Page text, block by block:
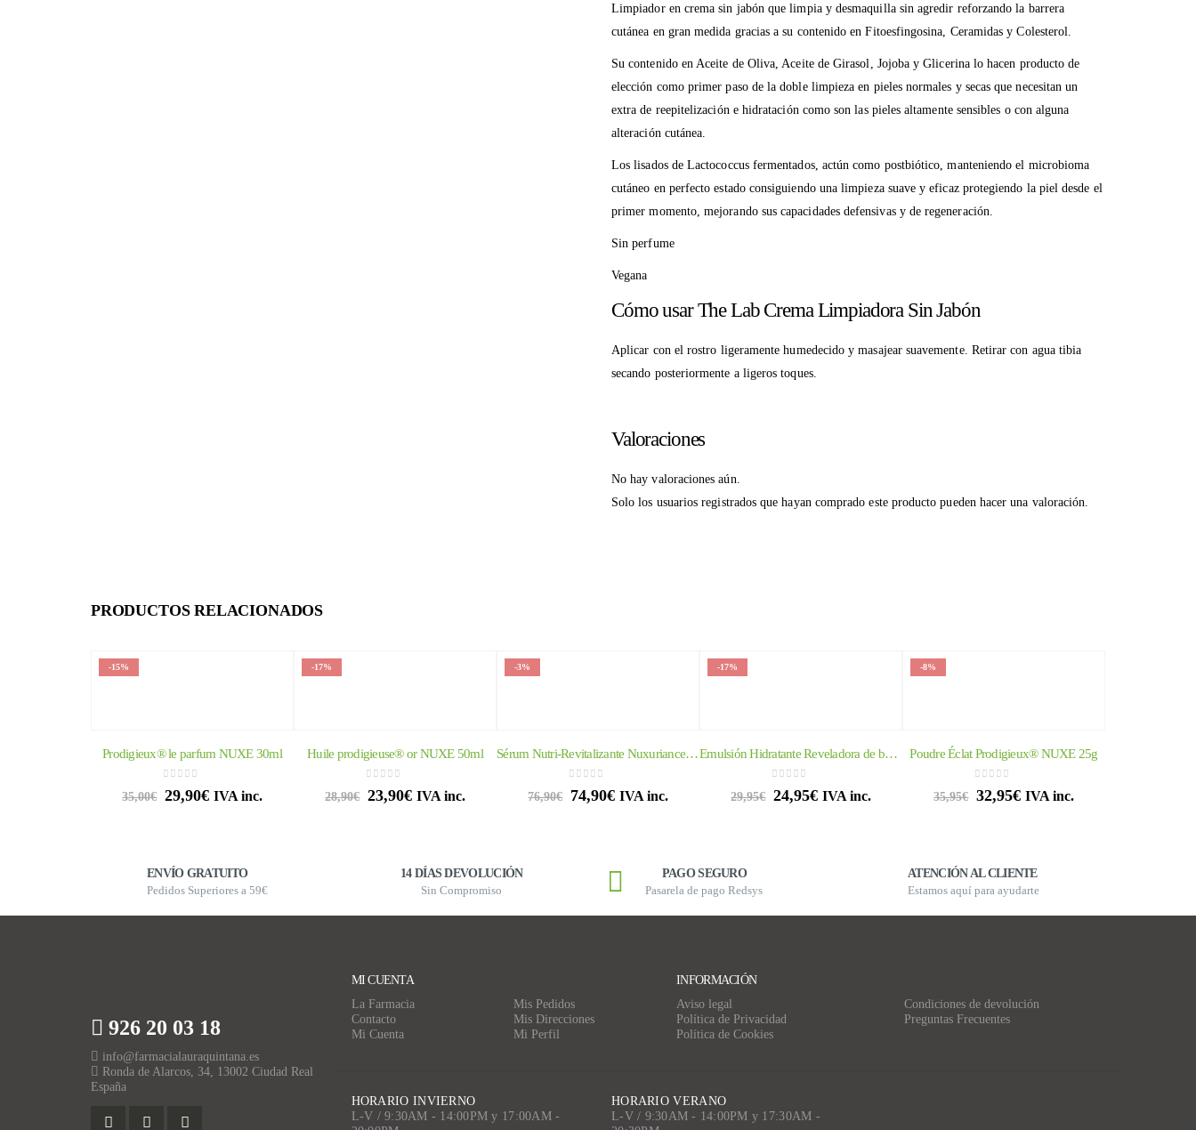
Limpiador en crema sin jabón que limpia y desmaquilla sin agredir reforzando la barrera
cutánea en gran medida gracias a su contenido en Fitoesfingosina, Ceramidas y Colesterol.
Su contenido en Aceite de Oliva, Aceite de Girasol, Jojoba y Glicerina lo hacen producto de
elección como primer paso de la doble limpieza en pieles normales y secas que necesitan un
extra de reepitelización e hidratación como son las pieles altamente sensibles o con alguna
alteración cutánea.
Los lisados de Lactococcus fermentados, actún como postbiótico, manteniendo el microbioma
cutáneo en perfecto estado consiguiendo una limpieza suave y eficaz protegiendo la piel desde el
primer momento, mejorando sus capacidades defensivas y de regeneración.
Sin perfume
Vegana
Cómo usar The Lab Crema Limpiadora Sin Jabón
Aplicar con el rostro ligeramente humedecido y masajear suavemente. Retirar con agua tibia
secando posteriormente a ligeros toques.
Valoraciones
No hay valoraciones aún.
Solo los usuarios registrados que hayan comprado este producto pueden hacer una valoración.
PRODUCTOS RELACIONADOS
-15%
Prodigieux® le parfum NUXE 30ml
0out of 5
35,00€ 29,90€ IVA inc.
-17%
Huile prodigieuse® or NUXE 50ml
0out of 5
28,90€ 23,90€ IVA inc.
-3%
Sérum Nutri-Revitalizante Nuxuriance® Gold 30ml
0out of 5
76,90€ 74,90€ IVA inc.
-17%
Emulsión Hidratante Reveladora de belleza Aquabella® 50ml
0out of 5
29,95€ 24,95€ IVA inc.
-8%
Poudre Éclat Prodigieux® NUXE 25g
0out of 5
35,95€ 32,95€ IVA inc.
ENVÍO GRATUITO
Pedidos Superiores a 59€
14 DÍAS DEVOLUCIÓN
Sin Compromiso
PAGO SEGURO
Pasarela de pago Redsys
ATENCIÓN AL CLIENTE
Estamos aquí para ayudarte
926 20 03 18
info@farmacialauraquintana.es
Ronda de Alarcos, 34, 13002 Ciudad Real
España
MI CUENTA
La Farmacia
Contacto
Mi Cuenta
Mis Pedidos
Mis Direcciones
Mi Perfil
INFORMACIÓN
Aviso legal
Política de Privacidad
Política de Cookies
Condiciones de devolución
Preguntas Frecuentes
HORARIO INVIERNO
L-V / 9:30AM - 14:00PM y 17:00AM -
HORARIO VERANO
L-V / 9:30AM - 14:00PM y 17:30AM -